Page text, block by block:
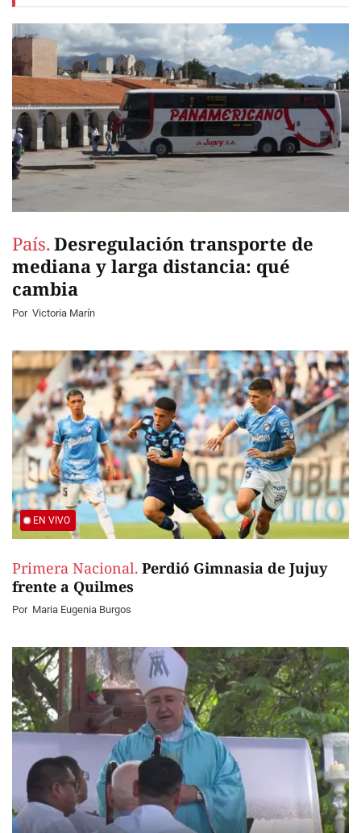
País. Desregulación transporte de
mediana y larga distancia: qué
cambia
Por Victoria Marín
EN VIVO
Primera Nacional. Perdió Gimnasia de Jujuy
frente a Quilmes
Por Maria Eugenia Burgos